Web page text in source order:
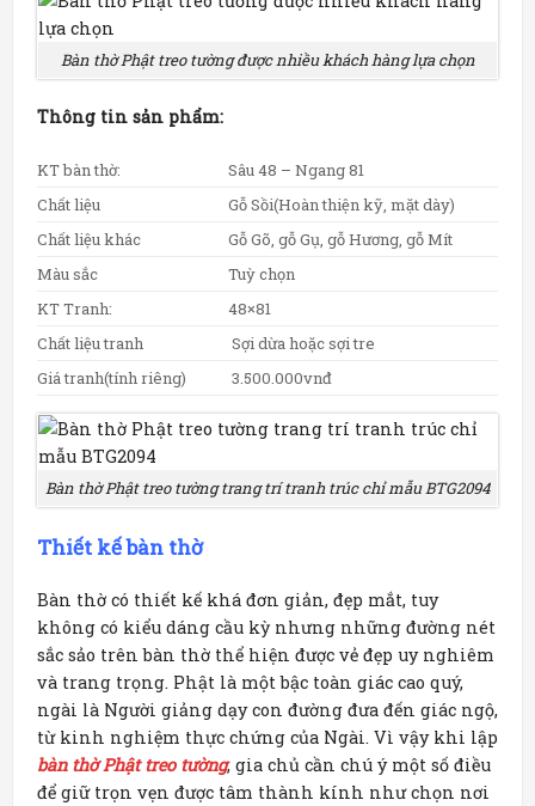
Bàn thờ Phật treo tường được nhiều khách hàng lựa chọn
Thông tin sản phẩm:
KT bàn thờ:
Sâu 48 – Ngang 81
Chất liệu
Gỗ Sồi(Hoàn thiện kỹ, mặt dày)
Chất liệu khác
Gỗ Gõ, gỗ Gụ, gỗ Hương, gỗ Mít
Màu sắc
Tuỳ chọn
KT Tranh:
48×81
Chất liệu tranh
Sợi dừa hoặc sợi tre
Giá tranh(tính riêng)
3.500.000vnđ
Bàn thờ Phật treo tường trang trí tranh trúc chỉ mẫu BTG2094
Thiết kế bàn thờ
Bàn thờ có thiết kế khá đơn giản, đẹp mắt, tuy
không có kiểu dáng cầu kỳ nhưng những đường nét
sắc sảo trên bàn thờ thể hiện được vẻ đẹp uy nghiêm
và trang trọng. Phật là một bậc toàn giác cao quý,
ngài là Người giảng dạy con đường đưa đến giác ngộ,
từ kinh nghiệm thực chứng của Ngài. Vì vậy khi lập
bàn thờ Phật treo tường, gia chủ cần chú ý một số điều
để giữ trọn vẹn được tâm thành kính như chọn nơi